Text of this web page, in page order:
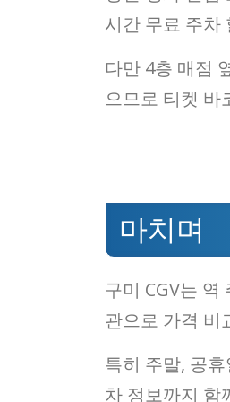
시간 무료 주차
다만 4층 매점
으므로 티켓 바
마치며
구미 CGV는
관으로 가격 비
특히 주말, 공
차 정보까지 함